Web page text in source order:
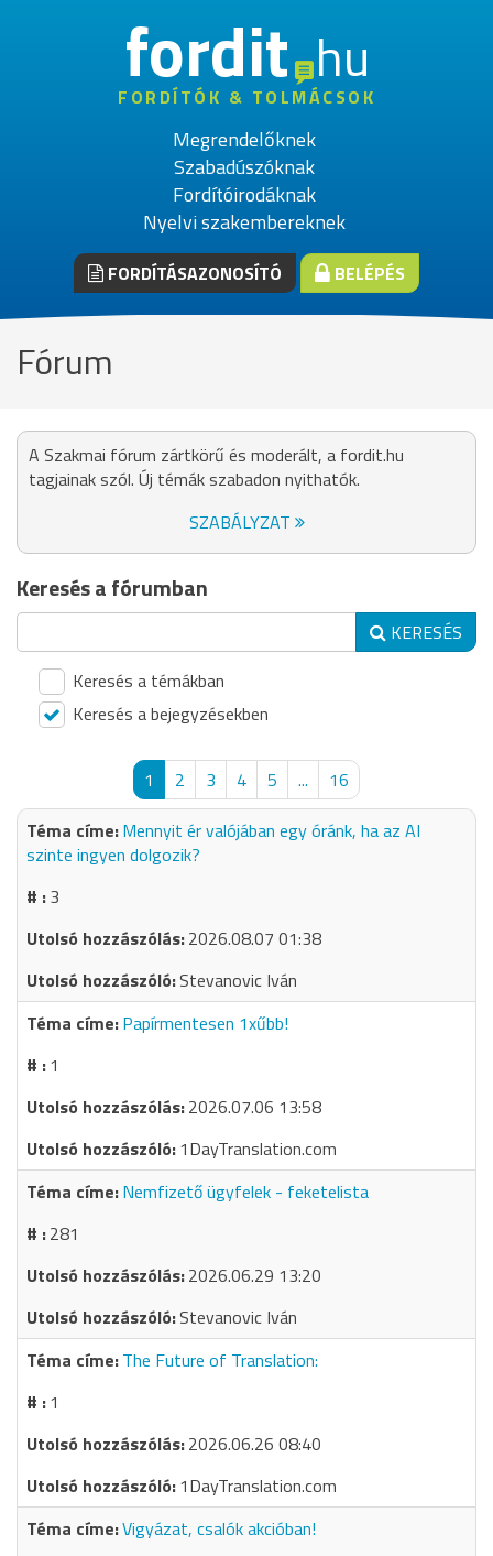
fordithu
FORDÍTÓK & TOLMÁCSOK
Megrendelőknek
Szabadúszóknak
Fordítóirodáknak
Nyelvi szakembereknek
FORDÍTÁSAZONOSÍTÓ BELÉPÉS
Fórum
A Szakmai fórum zártkörű és moderált, a fordit.hu
tagjainak szól. Új témák szabadon nyithatók.
SZABÁLYZAT
Keresés a fórumban
KERESÉS
Keresés a témákban
Keresés a bejegyzésekben
1 2 3 4 5 ...
16
Mennyit ér valójában egy óránk, ha az AI
szinte ingyen dolgozik?
3
2026.08.07 01:38
Stevanovic Iván
Papírmentesen 1xűbb!
1
2026.07.06 13:58
1DayTranslation.com
Nemfizető ügyfelek - feketelista
281
2026.06.29 13:20
Stevanovic Iván
The Future of Translation:
1
2026.06.26 08:40
1DayTranslation.com
Vigyázat, csalók akcióban!